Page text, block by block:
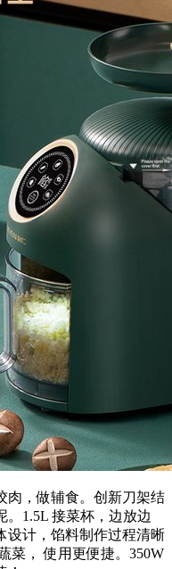
肉，做辅食。创新刀架结
1.5L 接菜杯，边放边
设计，馅料制作过程清晰
菜， 使用更便捷。350W